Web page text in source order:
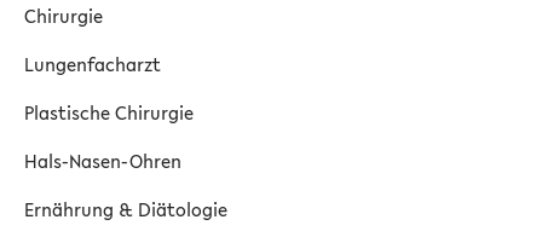
Chirurgie
Lungenfacharzt
Plastische Chirurgie
Hals-Nasen-Ohren
Ernährung & Diätologie